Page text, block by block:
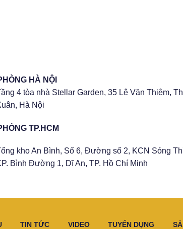
HÀ NỘI
4 tòa nhà Stellar Garden, 35 Lê Văn Thiêm,
Hà Nội
TP.HCM
kho An Bình, Số 6, Đường số 2, KCN Sóng
Bình Đường 1, Dĩ An, TP. Hồ Chí Minh
TIN TỨC VIDEO TUYỂN DỤNG